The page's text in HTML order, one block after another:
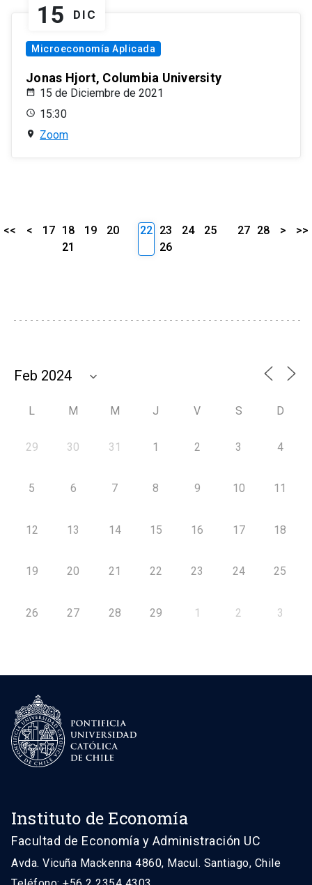
15 DIC
Microeconomía Aplicada
Jonas Hjort, Columbia University
15 de Diciembre de 2021
15:30
Zoom
<< < 17 18 19
20
21
22 23 24
25
26
27 28 > >>
L M M J V S D
29 30 31 1 2 3 4
5 6 7 8 9 10 11
12 13 14 15 16 17 18
19 20 21 22 23 24 25
26 27 28 29 1 2 3
Instituto de Economía
Facultad de Economía y Administración UC
Avda. Vicuña Mackenna 4860, Macul. Santiago, Chile